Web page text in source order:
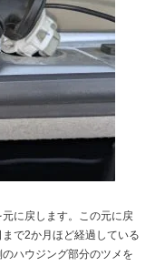
に戻します。この元に戻
で2か月ほど経過している
ハウジング部分のツメを